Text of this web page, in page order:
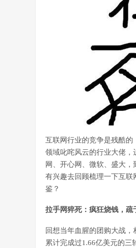
互联网行业的竞争是残酷
领域叱咤风云的行业大佬
网、开心网、微软、盛大
有兴趣去回顾梳理一下互
鉴？
拉手网猝死：疯狂烧钱，疏
回想当年血腥的团购大战
累计完成过1.66亿美元的